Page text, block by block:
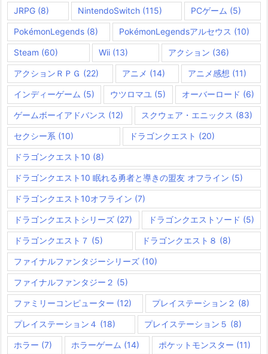
JRPG (8) NintendoSwitch (115) PCゲーム (5)
PokémonLegends (8) PokémonLegendsアルセウス (10)
Steam (60) Wii(13) アクション (36)
アクションＲＰＧ (22) アニメ (14) アニメ感想 (11)
インディーゲーム (5) ウツロマユ (5) オーバーロード (6)
ゲームボーイアドバンス (12) スクウェア・エニックス (83)
セクシー系 (10) ドラゴンクエスト (20)
ドラゴンクエスト10 (8)
ドラゴンクエスト10 眠れる勇者と導きの盟友 オフライン (5)
ドラゴンクエスト10オフライン (7)
ドラゴンクエストシリーズ (27) ドラゴンクエストソード (5)
ドラゴンクエスト７ (5) ドラゴンクエスト８ (8)
ファイナルファンタジーシリーズ (10)
ファイナルファンタジー２ (5)
ファミリーコンピューター (12) プレイステーション２ (8)
プレイステーション４ (18) プレイステーション５ (8)
ホラー (7) ホラーゲーム (14) ポケットモンスター (11)